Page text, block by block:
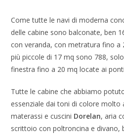
Come tutte le navi di moderna
delle cabine sono balconate, ben
con veranda, con metratura fino a
più piccole di 17 mq sono 788,
finestra fino a 20 mq locate ai
Tutte le cabine che abbiamo
essenziale dai toni di colore molto
materassi e cuscini Dorelan, aria
scrittoio con poltroncina e divano,